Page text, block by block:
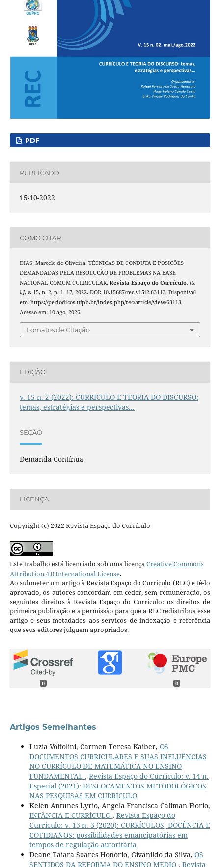
PDF
PUBLICADO
15-10-2022
COMO CITAR
DIAS, Marcelo de Oliveira. TÉCNICAS DE CONDUTA E POSIÇÕES
DEMANDADAS PELA RESOLUÇÃO DE PROBLEMAS NA BASE
NACIONAL COMUM CURRICULAR. Revista Espaço do Currículo, [S.
l.], v. 15, n. 2, p. 1–17, 2022. DOI: 10.15687/rec.v15i2.63113. Disponível
em: https://periodicos.ufpb.br/index.php/rec/article/view/63113.
Acesso em: 10 ago. 2026.
Fomatos de Citação
EDIÇÃO
v. 15 n. 2 (2022): CURRÍCULO E TEORIA DO DISCURSO:
temas, estratégias e perspectivas...
SEÇÃO
Demanda Contínua
LICENÇA
Copyright (c) 2022 Revista Espaço do Currículo
Este trabalho está licenciado sob uma licençaCreative Commons
Attribution 4.0 International License.
Ao submeter um artigo à Revista Espaço do Currículo (REC) e tê-lo
aprovado, os autores concordam em ceder, sem remuneração, os
seguintes direitos à Revista Espaço do Currículo: os direitos de
primeira publicação e a permissão para que a REC redistribua esse
artigo e seus metadados aos serviços de indexação e referência
que seus editores julguem apropriados.
0 0
Artigos Semelhantes
Luzia Voltolini, Carmen Teresa Kaiber, OS
DOCUMENTOS CURRICULARES E SUAS INFLUÊNCIAS
NO CURRÍCULO DE MATEMÁTICA NO ENSINO
FUNDAMENTAL , Revista Espaço do Currículo: v. 14 n.
Especial (2021): DESLOCAMENTOS METODOLÓGICOS
NAS PESQUISAS EM CURRÍCULO
Kelen Antunes Lyrio, Angela Francisca Caliman Fiorio,
INFÂNCIA E CURRÍCULO , Revista Espaço do
Currículo: v. 13 n. 3 (2020): CURRÍCULOS, DOCÊNCIA E
COTIDIANOS: possibilidades emancipatórias em
tempos de regulação autoritária
Deane Taiara Soares Honório, Givanildo da Silva, OS
SENTIDOS DA REFORMA DO ENSINO MÉDIO , Revista